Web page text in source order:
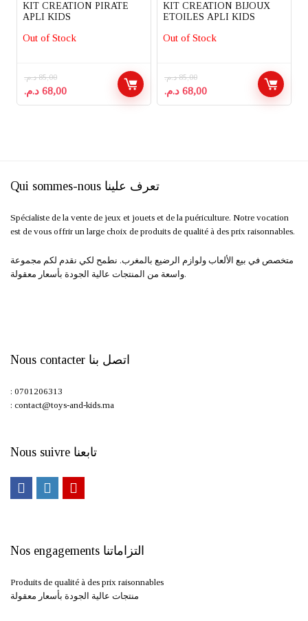
KIT CREATION PIRATE
APLI KIDS
Out of Stock
85,00 د.م.
Le
prix
68,00 د.م.
Le
prix
KIT CREATION BIJOUX
ETOILES APLI KIDS
Out of Stock
85,00 د.م.
Le
prix
68,00 د.م.
Le
prix
Qui sommes-nous تعرف علينا
Spécialiste de la vente de jeux et jouets et de la puériculture. Notre vocation
est de vous offrir un large choix de produits de qualité à des prix raisonnables.
متخصص في بيع الألعاب ولوازم الرضيع بالمغرب. نطمح لكي نقدم لكم مجموعة
واسعة من المنتجات عالية الجودة بأسعار معقولة.
Nous contacter اتصل بنا
: 0701206313
: contact@toys-and-kids.ma
Nous suivre تابعنا
Nos engagements التزاماتنا
Produits de qualité à des prix raisonnables
منتجات عالية الجودة بأسعار معقولة